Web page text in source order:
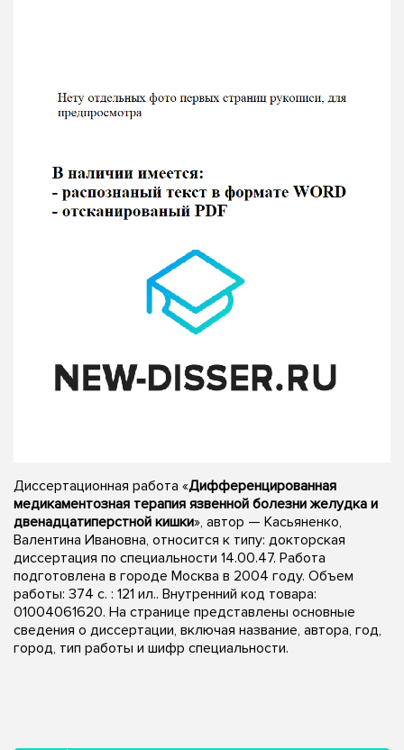
Диссертационная работа «Дифференцированная
медикаментозная терапия язвенной болезни желудка и
двенадцатиперстной кишки», автор — Касьяненко,
Валентина Ивановна, относится к типу: докторская
диссертация по специальности 14.00.47. Работа
подготовлена в городе Москва в 2004 году. Объем
работы: 374 с. : 121 ил.. Внутренний код товара:
01004061620. На странице представлены основные
сведения о диссертации, включая название, автора, год,
город, тип работы и шифр специальности.